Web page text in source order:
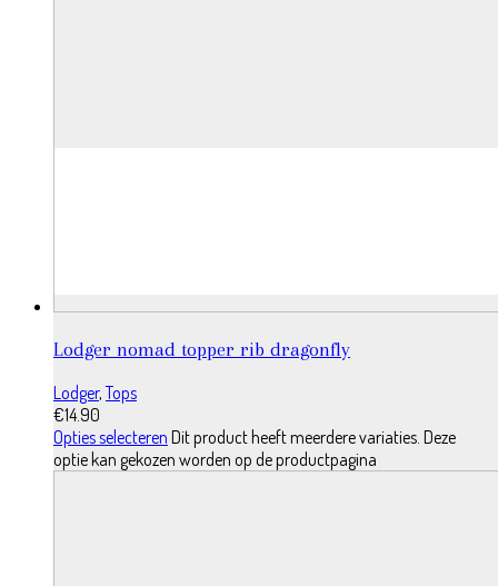
Lodger nomad topper rib dragonfly
Lodger,Tops
€14.90
Opties selecteren Dit product heeft meerdere variaties. Deze
optie kan gekozen worden op de productpagina